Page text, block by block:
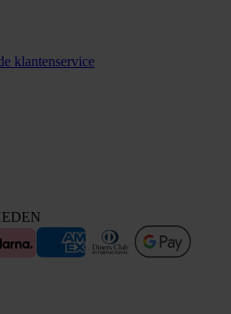
klantenservice